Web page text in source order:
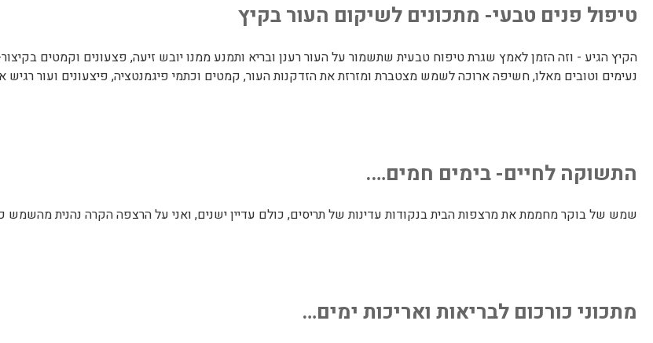
טיפול פנים טבעי- מתכונים לשיקום העור בקיץ
הקיץ הגיע - וזה הזמן לאמץ שגרת טיפוח טבעית שתשמור על העור רענן ובריא ותמנע ממנו יובש זיעה, פצעונים וקמטים
נעימים וטובים מאלו, חשיפה ארוכה לשמש מצטברת ומזרזת את הזדקנות העור, קמטים וכתמי פיגמנטציה, פיצעונים ועור רגיש
התשוקה לחיים- בימים חמים….
שמש של בוקר מחממת את מרצפות הבית בנקודות עדינות של תריסים, כולם עדיין ישנים, ואני על הרצפה הקרה נהנית
מתכוני כורכום לבריאות ואריכות ימים…